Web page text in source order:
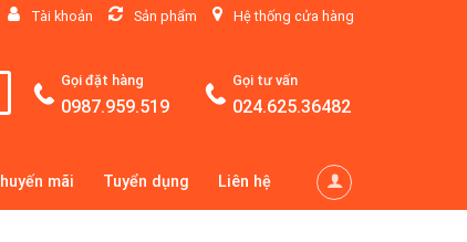
Tài khoản Sản phẩm Hệ thống cửa hàng
Gọi đặt hàng
0987.959.519
Gọi tư vấn
024.625.36482
mãi Tuyển dụng Liên hệ